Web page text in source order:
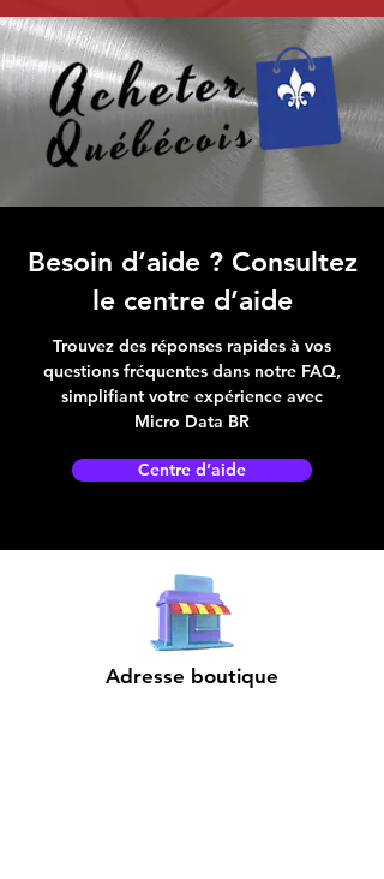
Besoin d’aide ? Consultez
le centre d’aide
Trouvez des réponses rapides à vos
questions fréquentes dans notre FAQ,
simplifiant votre expérience avec
Micro Data BR
Centre d’aide
Adresse boutique